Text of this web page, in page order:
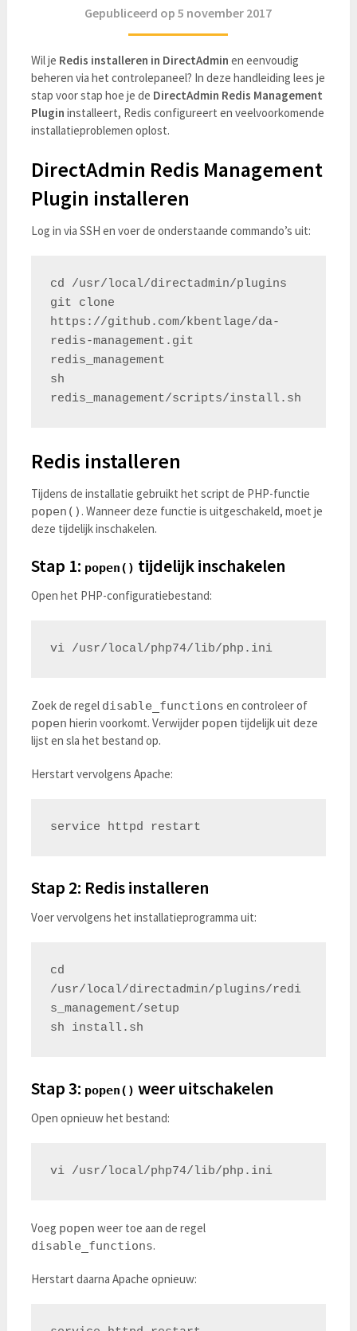
Gepubliceerd op 5 november 2017
Wil je Redis installeren in DirectAdmin en eenvoudig
beheren via het controlepaneel? In deze handleiding lees je
stap voor stap hoe je de DirectAdmin Redis Management
Plugin installeert, Redis configureert en veelvoorkomende
installatieproblemen oplost.
DirectAdmin Redis Management
Plugin installeren
Log in via SSH en voer de onderstaande commando’s uit:
cd /usr/local/directadmin/plugins
git clone
https://github.com/kbentlage/da-
redis-management.git
redis_management
sh
Redis installeren
Tijdens de installatie gebruikt het script de PHP-functie
popen() . Wanneer deze functie is uitgeschakeld, moet je
deze tijdelijk inschakelen.
Stap 1: popen() tijdelijk inschakelen
Open het PHP-configuratiebestand:
vi /usr/local/php74/lib/php.ini
Zoek de regel disable_functions en controleer of
popen hierin voorkomt. Verwijder popen tijdelijk uit deze
lijst en sla het bestand op.
Herstart vervolgens Apache:
Stap 2: Redis installeren
Voer vervolgens het installatieprogramma uit:
cd
/usr/local/directadmin/plugins/redi
s_management/setup
Stap 3: popen() weer uitschakelen
Open opnieuw het bestand:
vi /usr/local/php74/lib/php.ini
Voeg popen weer toe aan de regel
disable_functions.
Herstart daarna Apache opnieuw: